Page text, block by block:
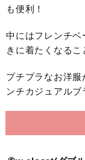
も便利！
中にはフレンチベ
きに着たくなる
プチプラなお洋
ンチカジュアルブ